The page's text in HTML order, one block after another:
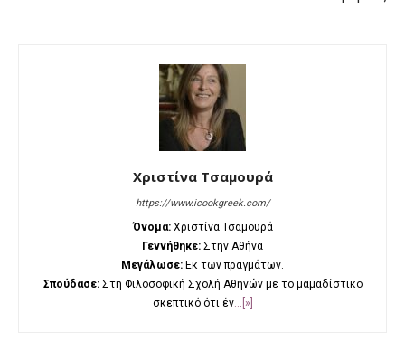
Χριστίνα Τσαμουρά
https://www.icookgreek.com/
Όνομα:Χριστίνα Τσαμουρά
Γεννήθηκε: Στην Αθήνα
Μεγάλωσε: Εκ των πραγμάτων.
Σπούδασε:Στη Φιλοσοφική Σχολή Αθηνών με το μαμαδίστικο
σκεπτικό ότι έν...[»]